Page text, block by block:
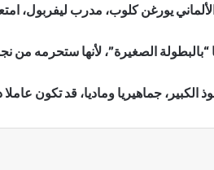
يورغن كلوب، مدرب
“بالبطولة الصغيرة”، لأنها ستحرمه
جماهيريا وماديا، قد تكون عاملا